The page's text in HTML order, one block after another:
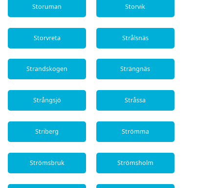
Storuman Storvik
Storvreta Strålsnäs
Strandskogen Strängnäs
Strångsjö Stråssa
Striberg Strömma
Strömsbruk Strömsholm